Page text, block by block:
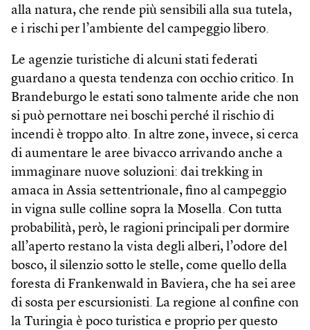
alla natura, che rende più sensibili alla sua tutela,
e i rischi per l’ambiente del campeggio libero.
Le agenzie turistiche di alcuni stati federati
guardano a questa tendenza con occhio critico. In
Brandeburgo le estati sono talmente aride che non
si può pernottare nei boschi perché il rischio di
incendi è troppo alto. In altre zone, invece, si cerca
di aumentare le aree bivacco arrivando anche a
immaginare nuove soluzioni: dai trekking in
amaca in Assia settentrionale, fino al campeggio
in vigna sulle colline sopra la Mosella. Con tutta
probabilità, però, le ragioni principali per dormire
all’aperto restano la vista degli alberi, l’odore del
bosco, il silenzio sotto le stelle, come quello della
foresta di Frankenwald in Baviera, che ha sei aree
di sosta per escursionisti. La regione al confine con
la Turingia è poco turistica e proprio per questo